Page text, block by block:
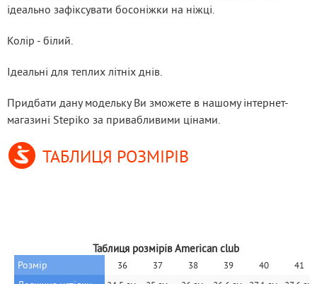
ідеально зафіксувати босоніжки на ніжці.
Колір - білий.
Ідеальні для теплих літніх днів.
Придбати дану модельку Ви зможете в нашому інтернет-
магазині Stepiko за привабливими цінами.
ТАБЛИЦЯ РОЗМІРІВ
Таблиця розмірів American club
Розмір 36 37 38 39 40 41